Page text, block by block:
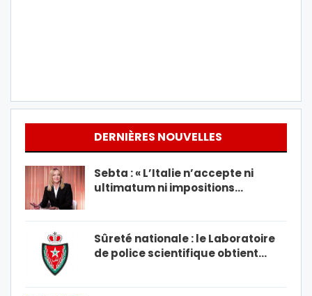
DERNIÈRES NOUVELLES
Sebta : « L’Italie n’accepte ni
ultimatum ni impositions…
Sûreté nationale : le Laboratoire
de police scientifique obtient…